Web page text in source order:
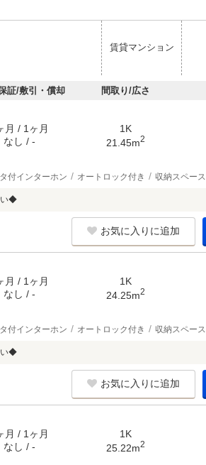
賃貸マンション
証/敷引・償却 間取り/広さ
月 / 1ヶ月
なし / -
1K
21.45m2
付インターホン オートロック付き 収納スペース
い◆
お気に入りに追加
月 / 1ヶ月
なし / -
1K
24.25m2
付インターホン オートロック付き 収納スペース
い◆
お気に入りに追加
月 / 1ヶ月
なし / -
1K
25.22m2